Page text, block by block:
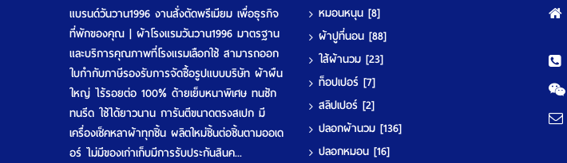
แบรนด์วันวาน1996 งานสั่งตัดพรีเมียม เพื่อธุรกิจ
ที่พักของคุณ | ผ้าโรงแรมวันวาน1996 มาตรฐาน
และบริการคุณภาพที่โรงแรมเลือกใช้ สามารถออก
ใบกำกับภาษีรองรับการจัดซื้อรูปแบบบริษัท ผ้าผืน
ใหญ่ ไร้รอยต่อ 100% ด้ายเย็บหนาพิเศษ ทนซัก
ทนรีด ใช้ได้ยาวนาน การันตีขนาดตรงสเปก มี
เครื่องเช็คหลาผ้าทุกชิ้น ผลิตใหม่ชิ้นต่อชิ้นตามออเด
อร์ ไม่มีของเก่าเก็บมีการรับประกันสินค...
หมอนหนุน [8]
ผ้าปูที่นอน [88]
ใส้ผ้านวม [23]
ท็อปเปอร์ [7]
สลิปเปอร์ [2]
ปลอกผ้านวม [136]
ปลอกหมอน [16]